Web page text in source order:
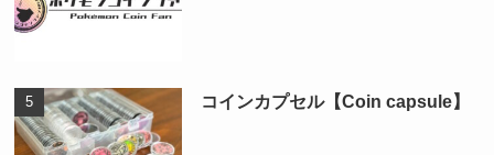
コインカプセル【Coin capsule】